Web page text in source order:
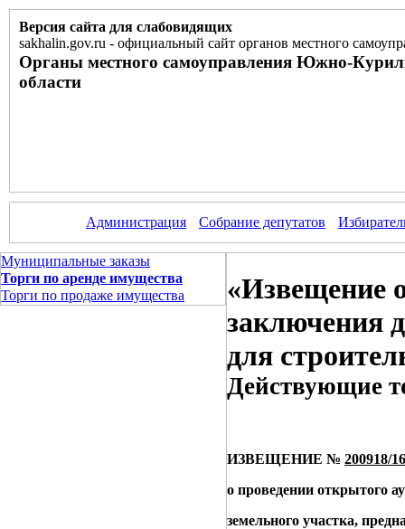
Версия сайта для слабовидящих
sakhalin.gov.ru - официальный сайт органов местного
Органы местного самоуправления Южно-
области
Администрация Собрание депутатов
Муниципальные заказы
Торги по аренде имущества
Торги по продаже имущества
«Извещение
заключения
для
Действующие
ИЗВЕЩЕНИЕ № 200918/
о проведении открытого
земельного участка,